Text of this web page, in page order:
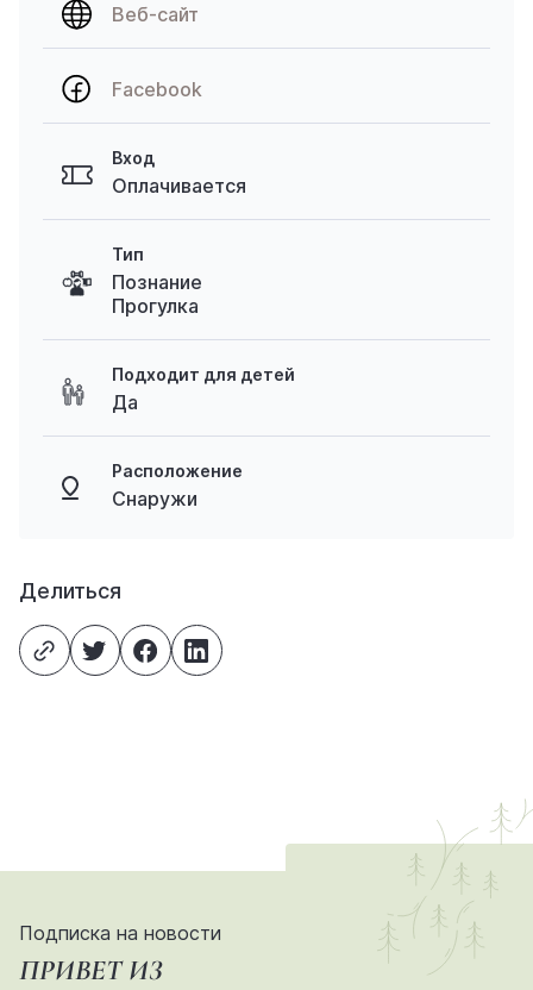
Веб-сайт
Facebook
Вход
Оплачивается
Тип
Познание
Прогулка
Подходит для детей
Да
Расположение
Снаружи
Делиться
Подписка на новости
ПРИВЕТ ИЗ